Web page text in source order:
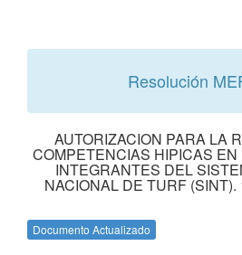
Resolución
AUTORIZACION PARA LA
COMPETENCIAS HIPICAS EN
INTEGRANTES DEL
NACIONAL DE TURF
Documento Actualizado